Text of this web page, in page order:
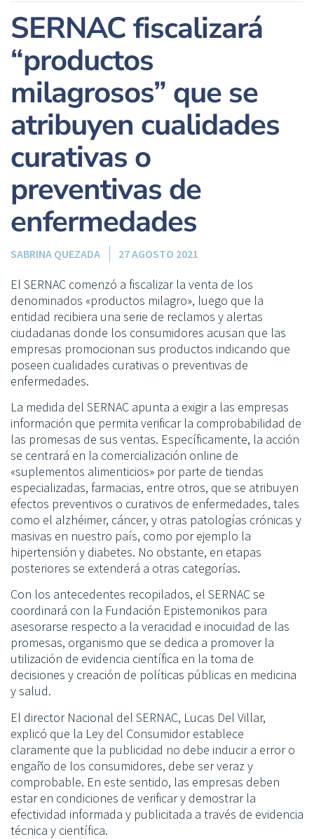
SERNAC fiscalizará
“productos
milagrosos” que se
atribuyen cualidades
curativas o
preventivas de
enfermedades
SABRINA QUEZADA 27 AGOSTO 2021
El SERNAC comenzó a fiscalizar la venta de los
denominados «productos milagro», luego que la
entidad recibiera una serie de reclamos y alertas
ciudadanas donde los consumidores acusan que las
empresas promocionan sus productos indicando que
poseen cualidades curativas o preventivas de
enfermedades.
La medida del SERNAC apunta a exigir a las empresas
información que permita verificar la comprobabilidad de
las promesas de sus ventas. Específicamente, la acción
se centrará en la comercialización online de
«suplementos alimenticios» por parte de tiendas
especializadas, farmacias, entre otros, que se atribuyen
efectos preventivos o curativos de enfermedades, tales
como el alzhéimer, cáncer, y otras patologías crónicas y
masivas en nuestro país, como por ejemplo la
hipertensión y diabetes. No obstante, en etapas
posteriores se extenderá a otras categorías.
Con los antecedentes recopilados, el SERNAC se
coordinará con la Fundación Epistemonikos para
asesorarse respecto a la veracidad e inocuidad de las
promesas, organismo que se dedica a promover la
utilización de evidencia científica en la toma de
decisiones y creación de políticas públicas en medicina
y salud.
El director Nacional del SERNAC, Lucas Del Villar,
explicó que la Ley del Consumidor establece
claramente que la publicidad no debe inducir a error o
engaño de los consumidores, debe ser veraz y
comprobable. En este sentido, las empresas deben
estar en condiciones de verificar y demostrar la
efectividad informada y publicitada a través de evidencia
técnica y científica.